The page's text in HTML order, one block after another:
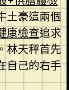
土豪這兩個
康檢查追求
林天秤首先
自己的右手